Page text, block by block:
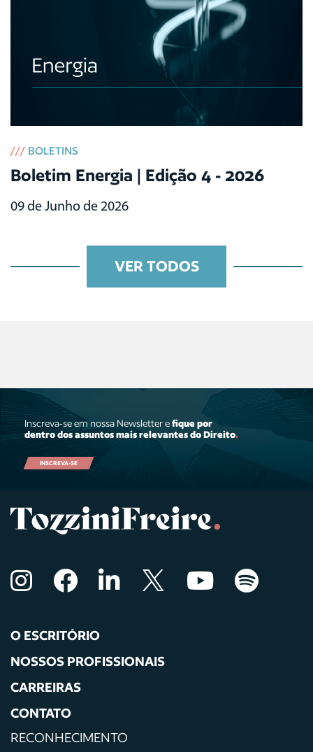
/// BOLETINS
Boletim Energia | Edição 4 - 2026
09 de Junho de 2026
VER TODOS
Inscreva-se em nossa Newsletter efique por
dentro dos assuntos mais relevantes do Direito.
INSCREVA-SE
O ESCRITÓRIO
NOSSOS PROFISSIONAIS
CARREIRAS
CONTATO
RECONHECIMENTO